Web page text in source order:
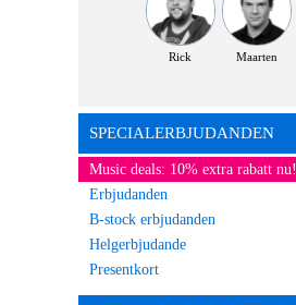
Rick Maarten
SPECIALERBJUDANDEN
Music deals: 10% extra rabatt nu!
Erbjudanden
B-stock erbjudanden
Helgerbjudande
Presentkort